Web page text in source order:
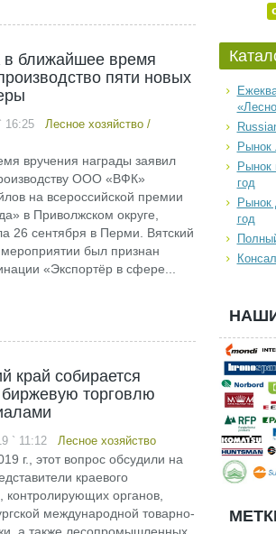
в ближайшее время
пяти новых
16:25 Лесное хозяйство/
вручения награды заявил
ООО «ВФК»
на всероссийской премии
в Приволжском округе,
26 сентября в Перми. Вятский
был признан
«Экспортёр в сфере...
край собирается
торговлю
` 11:12 Лесное хозяйство
г., этот вопрос обсудили на
краевого
контролирующих органов,
международной товарно-
Рынок
Рынок
год
Рынок
год